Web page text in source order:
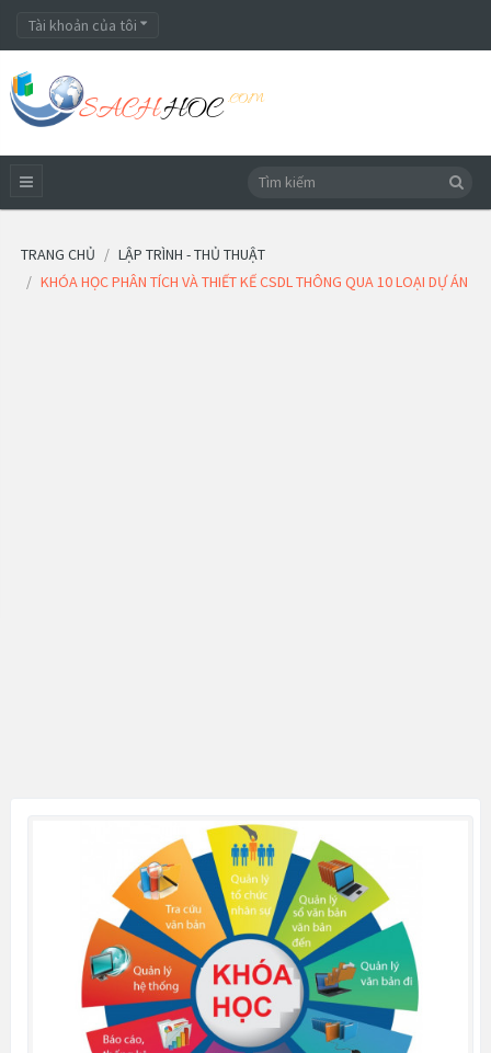
Tài khoản của tôi
TRANG CHỦ
LẬP TRÌNH - THỦ THUẬT
KHÓA HỌC PHÂN TÍCH VÀ THIẾT KẾ CSDL THÔNG QUA 10 LOẠI DỰ ÁN